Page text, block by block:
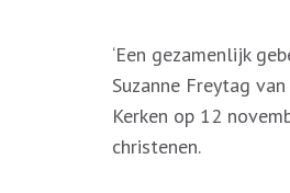
‘Een gezamenlijk
Suzanne Freytag
Kerken op 12
christenen.